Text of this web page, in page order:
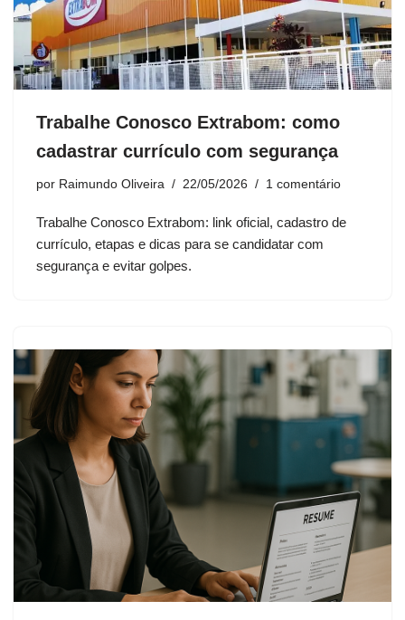
Trabalhe Conosco Extrabom: como
cadastrar currículo com segurança
por Raimundo Oliveira 22/05/2026 1 comentário
Trabalhe Conosco Extrabom: link oficial, cadastro de
currículo, etapas e dicas para se candidatar com
segurança e evitar golpes.